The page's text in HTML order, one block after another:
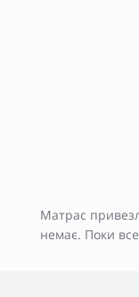
Матрас
немає. Поки